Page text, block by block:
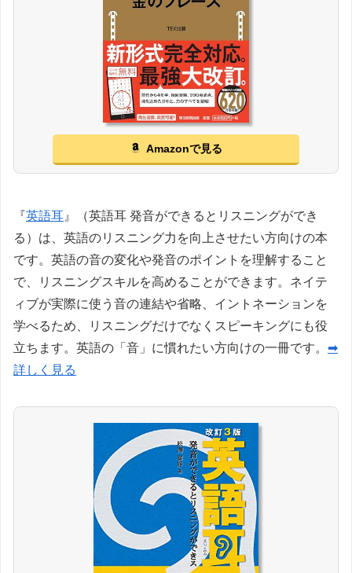
Amazonで見る
『英語耳』（英語耳 発音ができるとリスニングができ
る）は、英語のリスニング力を向上させたい方向けの本
です。英語の音の変化や発音のポイントを理解すること
で、リスニングスキルを高めることができます。ネイテ
ィブが実際に使う音の連結や省略、イントネーションを
学べるため、リスニングだけでなくスピーキングにも役
立ちます。英語の「音」に慣れたい方向けの一冊です。 ➡
詳しく見る